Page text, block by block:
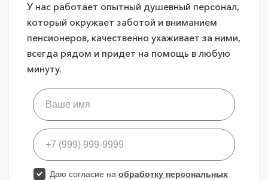
У нас работает опытный душевный персонал,
который окружает заботой и вниманием
пенсионеров, качественно ухаживает за ними,
всегда рядом и придет на помощь в любую
минуту.